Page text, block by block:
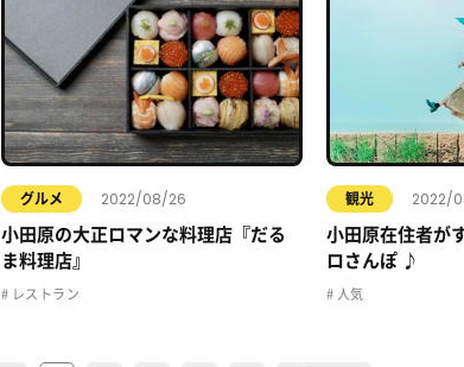
グルメ 2022/08/26
小田原の大正ロマンな料理店『だる
ま料理店』
レストラン
観光 2022/
小田原在住者が
ロさんぽ ♪
人気